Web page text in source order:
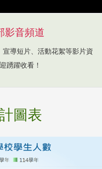
影音頻道
導短片、活動花絮等影片資
踴躍收看！
圖表